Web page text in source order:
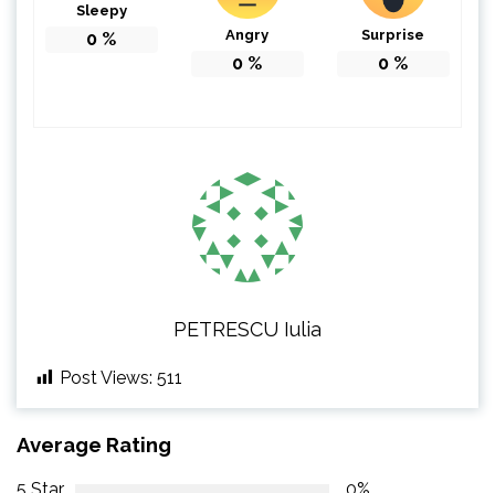
Sleepy
0 % Angry
0 %
Surprise
0 %
PETRESCU Iulia
Post Views: 511
Average Rating